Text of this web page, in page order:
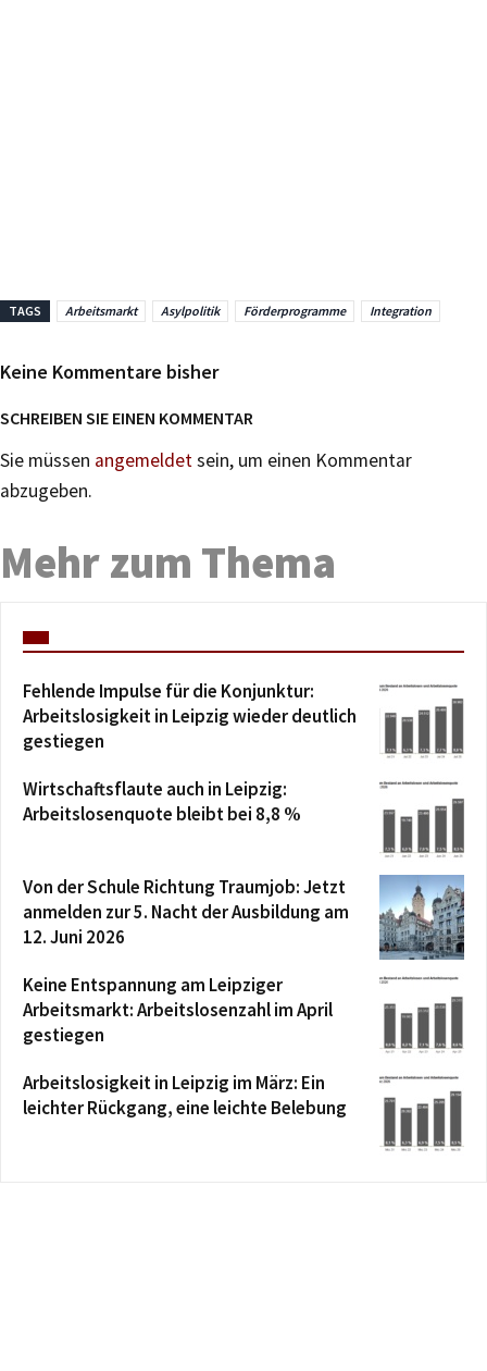
TAGS Arbeitsmarkt Asylpolitik Förderprogramme Integration
Keine Kommentare bisher
SCHREIBEN SIE EINEN KOMMENTAR
Sie müssen angemeldetsein, um einen Kommentar
abzugeben.
Mehr zum Thema
Fehlende Impulse für die Konjunktur:
Arbeitslosigkeit in Leipzig wieder deutlich
gestiegen
Wirtschaftsflaute auch in Leipzig:
Arbeitslosenquote bleibt bei 8,8 %
Von der Schule Richtung Traumjob: Jetzt
anmelden zur 5. Nacht der Ausbildung am
12. Juni 2026
Keine Entspannung am Leipziger
Arbeitsmarkt: Arbeitslosenzahl im April
gestiegen
Arbeitslosigkeit in Leipzig im März: Ein
leichter Rückgang, eine leichte Belebung